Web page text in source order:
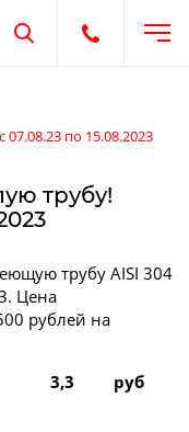
Открыть поиск
Открыть
по 15.08.2023
трубу!
трубу AISI 304
Цена
рублей на
3,3 руб